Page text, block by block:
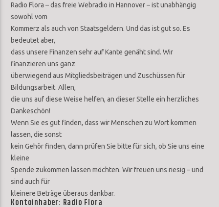
Radio Flora – das freie Webradio in Hannover – ist unabhängig
sowohl vom
Kommerz als auch von Staatsgeldern. Und das ist gut so. Es
bedeutet aber,
dass unsere Finanzen sehr auf Kante genäht sind. Wir
finanzieren uns ganz
überwiegend aus Mitgliedsbeiträgen und Zuschüssen für
Bildungsarbeit. Allen,
die uns auf diese Weise helfen, an dieser Stelle ein herzliches
Dankeschön!
Wenn Sie es gut finden, dass wir Menschen zu Wort kommen
lassen, die sonst
kein Gehör finden, dann prüfen Sie bitte für sich, ob Sie uns eine
kleine
Spende zukommen lassen möchten. Wir freuen uns riesig – und
sind auch für
kleinere Beträge überaus dankbar.
Kontoinhaber: Radio Flora